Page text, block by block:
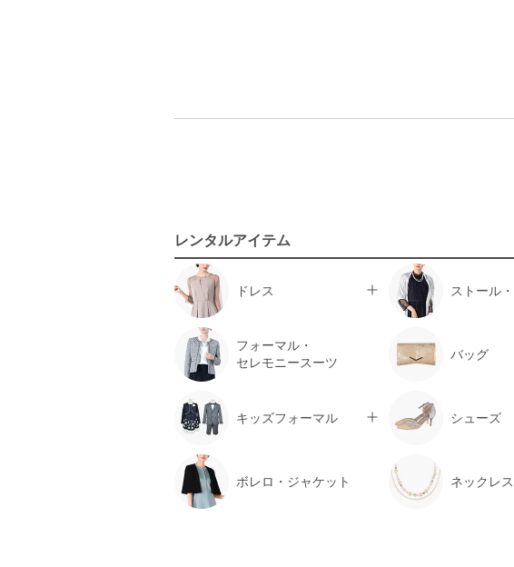
レンタルアイテム
ドレス ストール
フォーマル・
セレモニースーツ
バッグ
キッズフォーマル シューズ
ボレロ・ジャケット ネックレス